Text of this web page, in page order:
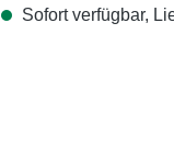
Sofort verfügbar,